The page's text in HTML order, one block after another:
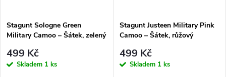
Stagunt Sologne Green
Military Camoo – Šátek, zelený
499 Kč
Skladem 1 ks
Stagunt Justeen Military Pink
Camoo – Šátek, růžový
499 Kč
Skladem 1 ks